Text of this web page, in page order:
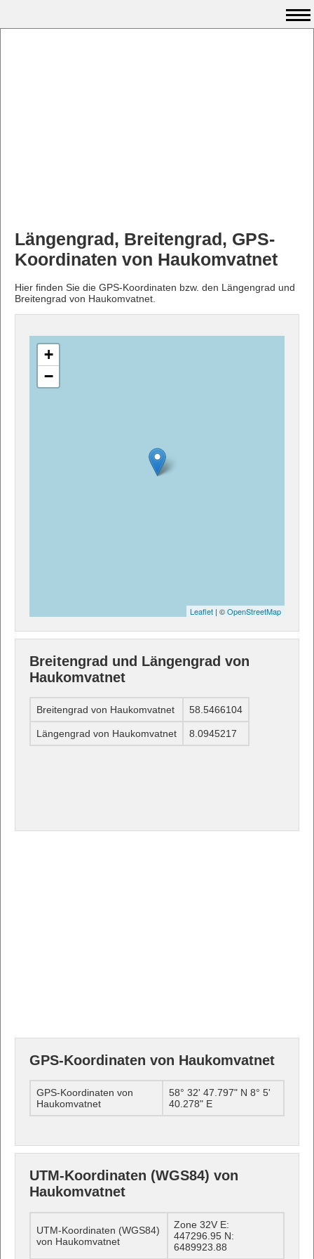
Längengrad, Breitengrad, GPS-
Koordinaten von Haukomvatnet
Hier finden Sie die GPS-Koordinaten bzw. den Längengrad und
Breitengrad von Haukomvatnet.
+
−
Leaflet | ©OpenStreetMap
Breitengrad und Längengrad von
Haukomvatnet
Breitengrad von Haukomvatnet 58.5466104
Längengrad von Haukomvatnet 8.0945217
GPS-Koordinaten von Haukomvatnet
GPS-Koordinaten von
Haukomvatnet
58° 32' 47.797" N 8° 5'
40.278" E
UTM-Koordinaten (WGS84) von
Haukomvatnet
UTM-Koordinaten (WGS84)
von Haukomvatnet
Zone 32V E:
447296.95 N:
6489923.88